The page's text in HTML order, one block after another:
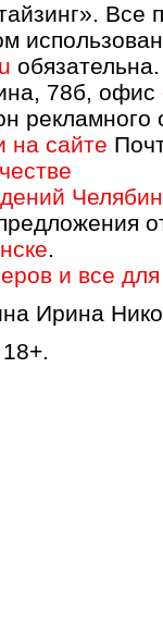
обязательна.
78б, офис
рекламного
сайте
.
и все
Ирина